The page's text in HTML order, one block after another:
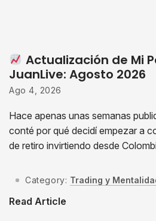
Actualización de Mi
JuanLive: Agosto 2026
Ago 4, 2026
Hace apenas unas semanas
conté por qué decidí empezar a
de retiro invirtiendo desde
Category: Trading y
Read Article